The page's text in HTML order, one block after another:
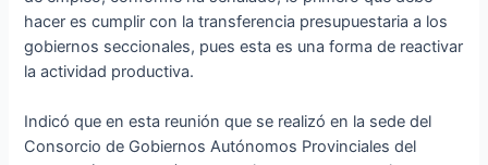
hacer es cumplir con la transferencia presupuestaria a los
gobiernos seccionales, pues esta es una forma de reactivar
la actividad productiva.
Indicó que en esta reunión que se realizó en la sede del
Consorcio de Gobiernos Autónomos Provinciales del